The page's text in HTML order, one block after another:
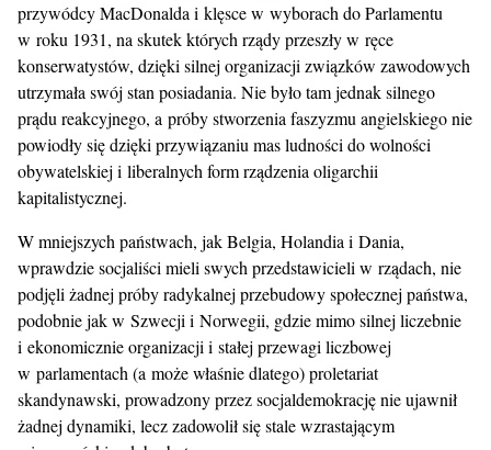
przywódcy MacDonalda i klęsce w wyborach do Parlamentu
w roku 1931, na skutek których rządy przeszły w ręce
konserwatystów, dzięki silnej organizacji związków zawodowych
utrzymała swój stan posiadania. Nie było tam jednak silnego
prądu reakcyjnego, a próby stworzenia faszyzmu angielskiego nie
powiodły się dzięki przywiązaniu mas ludności do wolności
obywatelskiej i liberalnych form rządzenia oligarchii
kapitalistycznej.
W mniejszych państwach, jak Belgia, Holandia i Dania,
wprawdzie socjaliści mieli swych przedstawicieli w rządach, nie
podjęli żadnej próby radykalnej przebudowy społecznej państwa,
podobnie jak w Szwecji i Norwegii, gdzie mimo silnej liczebnie
i ekonomicznie organizacji i stałej przewagi liczbowej
w parlamentach (a może właśnie dlatego) proletariat
skandynawski, prowadzony przez socjaldemokrację nie ujawnił
żadnej dynamiki, lecz zadowolił się stale wzrastającym